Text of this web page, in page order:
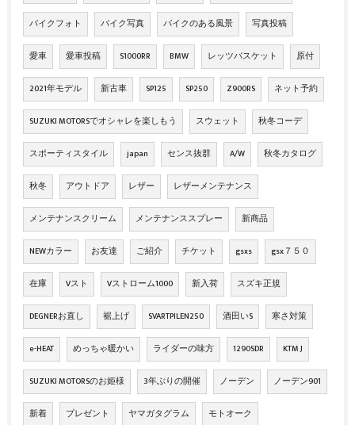
バイクフォト バイク写真 バイクのある風景 写真投稿
愛車 愛車投稿 S1000RR BMW レッツバスケット 原付
2021年モデル 新古車 SP125 SP250 Z900RS ネット予約
SUZUKI MOTORSでオシャレを楽しもう スウェット 秋冬コーデ
スポーティスタイル japan センス抜群 A/W 秋冬カタログ
秋冬 アウトドア レザー レザーメンテナンス
メンテナンスクリーム メンテナンススプレー 新商品
NEWカラー お友達 ご紹介 チケット gsxs gsx７５０
在庫 Vスト Vストローム1000 新入荷 スズキ正規
DEGNERお直し 裾上げ SVARTPILEN250 酒田いS 寒さ対策
e-HEAT めっちゃ暖かい ライダーの味方 1290SDR KTM J
SUZUKI MOTORSのお姫様 3年ぶりの開催 ノーデン ノーデン901
新着 プレゼント ヤマガタグラム モトオーク